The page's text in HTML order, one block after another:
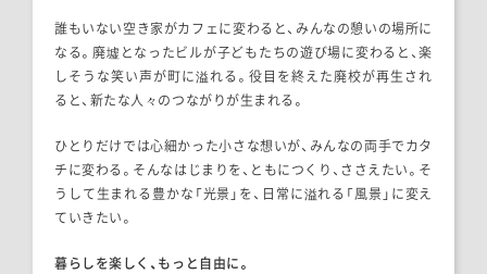
誰もいない空き家がカフェに変わると、みんなの憩いの場所に
なる。廃墟となったビルが子どもたちの遊び場に変わると、楽
しそうな笑い声が町に溢れる。役目を終えた廃校が再生され
ると、新たな人々のつながりが生まれる。
ひとりだけでは心細かった小さな想いが、みんなの両手でカタ
チに変わる。そんなはじまりを、ともにつくり、ささえたい。そ
うして生まれる豊かな「光景」を、日常に溢れる「風景」に変え
ていきたい。
暮らしを楽しく、もっと自由に。